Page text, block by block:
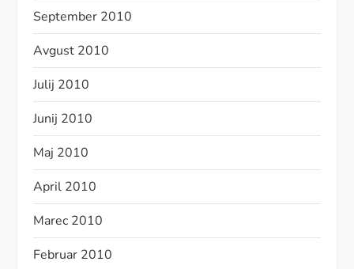
September 2010
Avgust 2010
Julij 2010
Junij 2010
Maj 2010
April 2010
Marec 2010
Februar 2010